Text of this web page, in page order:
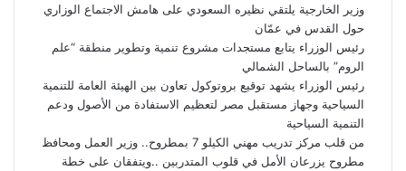
وزير الخارجية يلتقي نظيره السعودي على هامش الاجتماع الوزاري
حول القدس في عمّان
رئيس الوزراء يتابع مستجدات مشروع تنمية وتطوير منطقة “علم
الروم” بالساحل الشمالي
رئيس الوزراء يشهد توقيع بروتوكول تعاون بين الهيئة العامة للتنمية
السياحية وجهاز مستقبل مصر لتعظيم الاستفادة من الأصول ودعم
التنمية السياحية
من قلب مركز تدريب مهني الكيلو 7 بمطروح.. وزير العمل ومحافظ
مطروح يزرعان الأمل في قلوب المتدربين ..ويتفقان على خطة